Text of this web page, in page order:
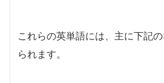
これらの英単語には、主に下記
られます。